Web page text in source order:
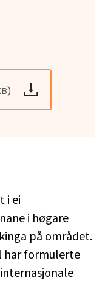
i ei
i høgare
på området.
har formulerte